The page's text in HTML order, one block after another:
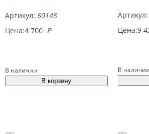
Артикул: 60145
Цена:4 700 ₽
В наличии
Артикул:
Цена:9
В наличии